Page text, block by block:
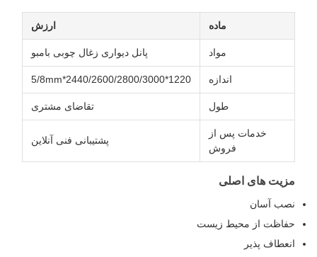
پانل دیواری زغال چوبی بامبو
1220*2440/2600/2800/3000*5/8mm
تقاضای مشتری
خدمات پس از
فروش
پشتیبانی فنی آنلاین
مزیت های اصلی
نصب آسان
حفاظت از محیط زیست
انعطاف پذیر